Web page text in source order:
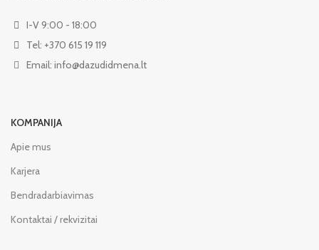
I-V 9:00 - 18:00
Tel: +370 615 19 119
Email: info@dazudidmena.lt
KOMPANIJA
Apie mus
Karjera
Bendradarbiavimas
Kontaktai / rekvizitai